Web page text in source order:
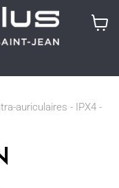
auriculaires - IPX4 -